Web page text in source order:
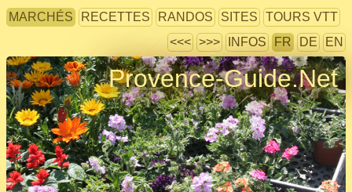
MARCHÉS RECETTES RANDOS SITES
TOURS VTT
<<< >>> INFOS FR DE EN
Provence-Guide.Net